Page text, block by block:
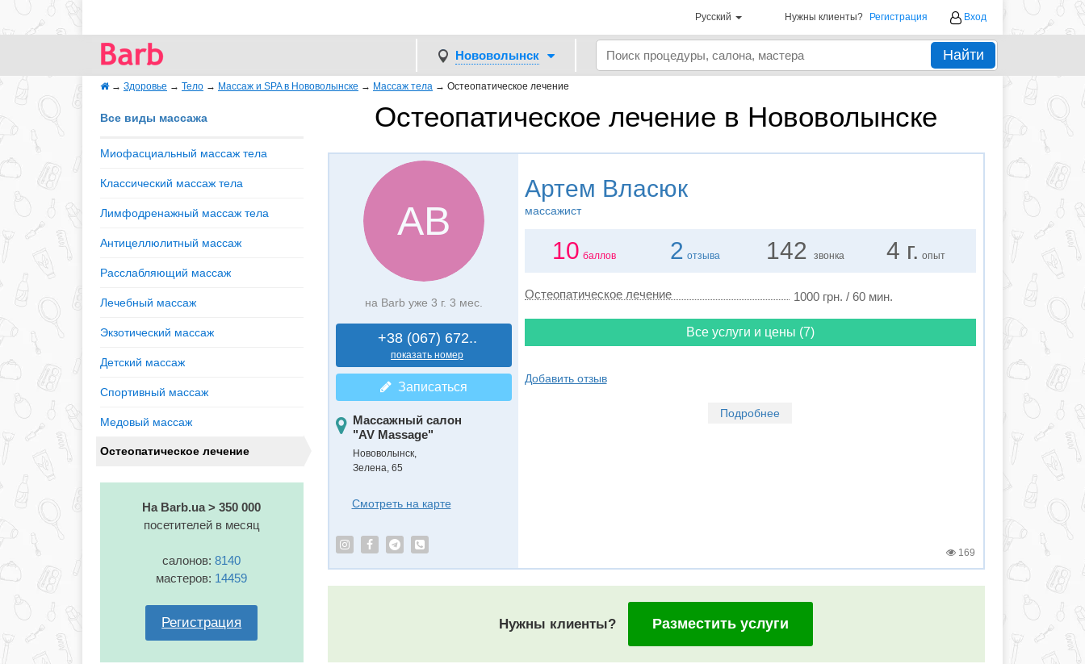
Русский Нужны клиенты? Регистрация Вход
Нововолынск Найти
→ Здоровье → Тело → Массаж и SPA в Нововолынске → Массаж тела → Остеопатическое лечение
Остеопатическое лечение в Нововолынске
Все виды массажа
Миофасциальный массаж тела
Классический массаж тела
Лимфодренажный массаж тела
Антицеллюлитный массаж
Расслабляющий массаж
Лечебный массаж
Экзотический массаж
Детский массаж
Спортивный массаж
Медовый массаж
Остеопатическое лечение
На Barb.ua > 350 000
посетителей в месяц
салонов:8140
мастеров: 14459
Регистрация
АВ
на Barb уже 3 г. 3 мес.
+38 (067) 672..
показать номер
Записаться
Массажный салон
"AV Massage"
Нововолынск,
Зелена, 65
Смотреть на карте
Артем Власюк
массажист
10 баллов 2 отзыва 142 звонка 4 г. опыт
Остеопатическое лечение 1000 грн. / 60 мин.
Все услуги и цены (7)
Добавить отзыв
Подробнее
169
Нужны клиенты? Разместить услуги